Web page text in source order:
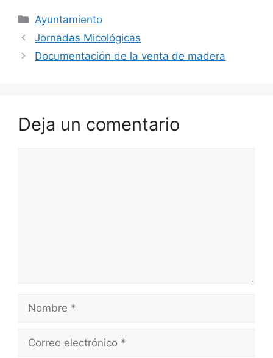
Ayuntamiento
Jornadas Micológicas
Documentación de la venta de madera
Deja un comentario